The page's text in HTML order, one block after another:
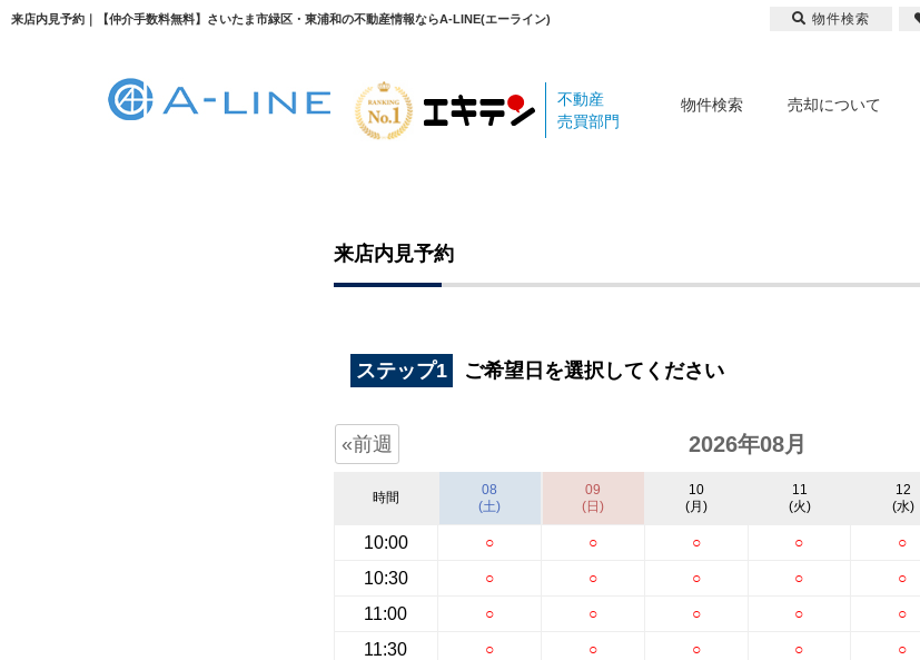
来店内見予約｜【仲介手数料無料】さいたま市緑区・東浦和の不動産情報ならA-LINE(エーライン)
不動産
売買部門
物件検索 売却について
来店内見予約
ステップ1 ご希望日を選択してください
«前週 2026年08月
時間
10:00
10:30
11:00
11:30
08
(土)
○
○
○
○
09
(日)
○
○
○
○
10
(月)
○
○
○
○
11
(火)
○
○
○
○
12
(水)
○
○
○
○
物件検索